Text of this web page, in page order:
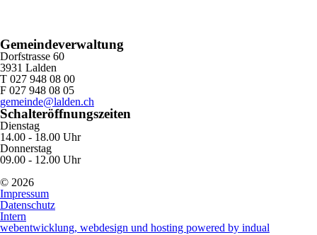
Gemeindeverwaltung
Dorfstrasse 60
3931 Lalden
T 027 948 08 00
F 027 948 08 05
gemeinde@lalden.ch
Schalteröffnungszeiten
Dienstag
14.00 - 18.00 Uhr
Donnerstag
09.00 - 12.00 Uhr
© 2026
Impressum
Datenschutz
Intern
webentwicklung, webdesign und hosting powered by indual